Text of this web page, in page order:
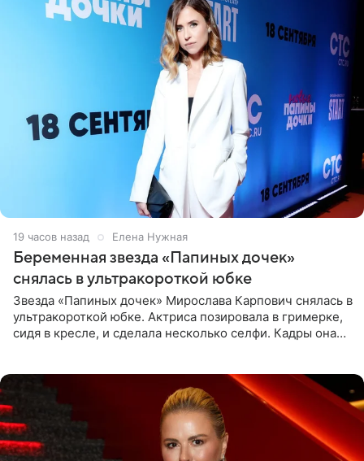
19 часов назад Елена Нужная
Беременная звезда «Папиных дочек»
снялась в ультракороткой юбке
Звезда «Папиных дочек» Мирослава Карпович снялась в
ультракороткой юбке. Актриса позировала в гримерке,
сидя в кресле, и сделала несколько селфи. Кадры она